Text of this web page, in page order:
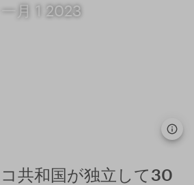
一月 1 2023
共和国が独立して30